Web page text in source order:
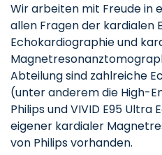
Wir arbeiten mit Freude in
allen Fragen der kardialen
Echokardiographie und
Abteilung sind zahlreiche
(unter anderem die High-
Philips und VIVID E95 Ultra
eigener kardialer
von Philips vorhanden.